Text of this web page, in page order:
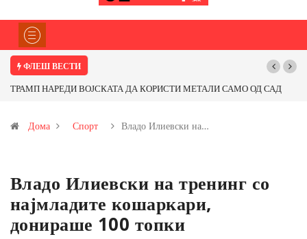
ФЛЕШ ВЕСТИ
МЕТАЛИ САМО ОД САД
Почнува реконструкцијата на улицата
Дома Спорт Владо Илиевски на…
Владо Илиевски на тренинг со
најмладите кошаркари,
донираше 100 топки